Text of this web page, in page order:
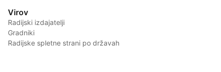
Virov
Radijski izdajatelji
Gradniki
Radijske spletne strani po državah